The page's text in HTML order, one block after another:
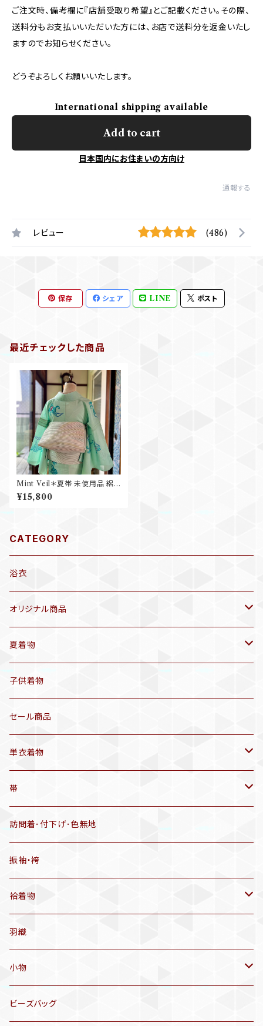
ご注文時、備考欄に『店舗受取り希望』とご記載ください。その際、
送料分もお支払いいただいた方には、お店で送料分を返金いたし
ますのでお知らせください。
どうぞよろしくお願いいたします。
International shipping available
Add to cart
日本国内にお住まいの方向け
通報する
レビュー (486)
保存 シェア LINE ポスト
最近チェックした商品
Mint Veil＊夏帯 未使用品 絽
綴れ ボーダー 縞 涼しい アイス
グリーン 八寸名古屋帯 B697
¥15,800
CATEGORY
浴衣
オリジナル商品
袷着物(10〜5月頃)
セオα 着物(5〜9月頃)
三分紐
帯揚げ
羽織
半幅帯
有松絞り浴衣(6～9月頃)
夏着物
アンティーク着物
リサイクル着物
子供着物
セール商品
単衣着物
アンティーク着物
リサイクル着物
帯
リサイクル帯
アンティーク帯
アンティーク仕立てかえ帯
名古屋帯
洒落袋帯
袋帯
訪問着･付下げ･色無地
振袖・袴
袷着物
アンティーク着物
リサイクル着物
訪問着、付下げ、色無地
羽織
小物
帯揚げ
ビーズバッグ